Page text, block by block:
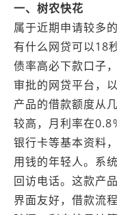
一、树农快花
属于近期申请较多
有什么网贷可以18
债率高必下款口子
审批的网贷平台，
产品的借款额度从
较高，月利率在
银行卡等基本资料
用钱的年轻人。系
回访电话。这款产
界面友好，借款流